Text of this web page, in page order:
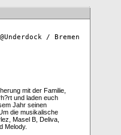
@Underdock / Bremen
mit der Familie,
und laden euch
Jahr seinen
die musikalische
Masel B, Deliva,
Melody.